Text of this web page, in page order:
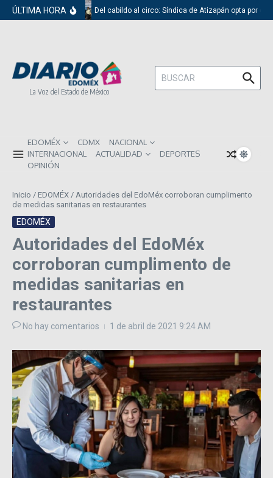
Saltar al contenido
ÚLTIMA HORA Del cabildo al circo: Síndica de Atizapán opta por el
La Voz del Estado de México
Buscar:
EDOMÉX CDMX
NACIONAL
INTERNACIONAL
ACTUALIDAD
DEPORTES
OPINIÓN
Inicio / EDOMÉX / Autoridades del EdoMéx corroboran cumplimento
de medidas sanitarias en restaurantes
EDOMÉX
Autoridades del EdoMéx
corroboran cumplimento de
medidas sanitarias en
restaurantes
No hay comentarios 1 de abril de 2021 9:24 AM